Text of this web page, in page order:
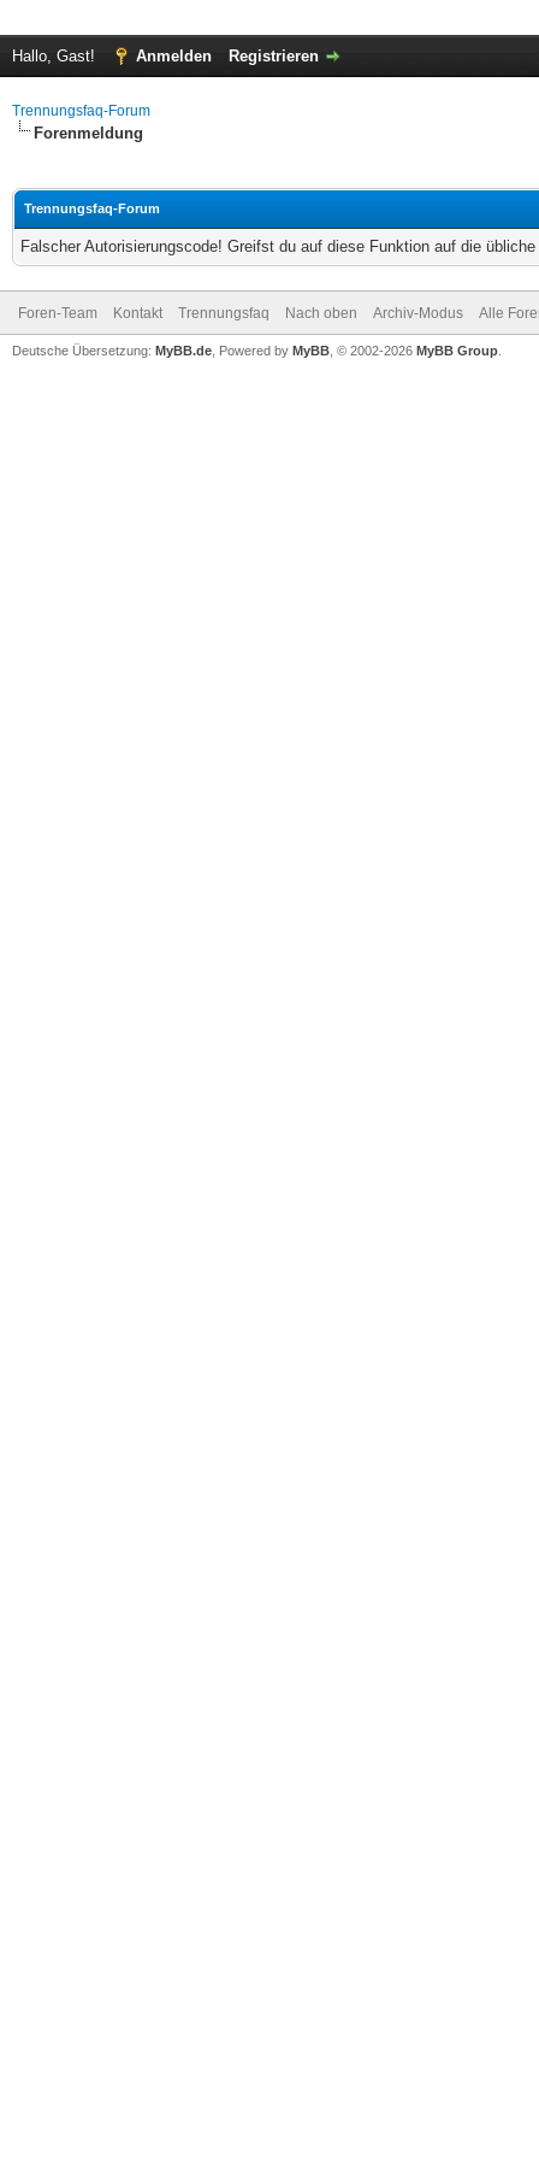
Hallo, Gast! Anmelden Registrieren
Trennungsfaq-Forum
Forenmeldung
Trennungsfaq-Forum
Falscher Autorisierungscode! Greifst du auf diese Funktion auf die
Foren-Team Kontakt Trennungsfaq Nach oben Archiv-Modus Alle
Deutsche Übersetzung: MyBB.de , Powered by MyBB , © 2002-2026 MyBB Group